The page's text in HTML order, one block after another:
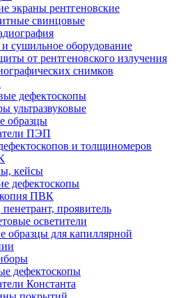
экраны рентгеновские
свинцовые
сушильное оборудование
от рентгеновского излучения
снимков
дефектоскопы
ультразвуковые
образцы
ПЭП
и толщиномеров
кейсы
дефектоскопы
ПВК
проявитель
осветители
образцы для капиллярной
дефектоскопы
Константа